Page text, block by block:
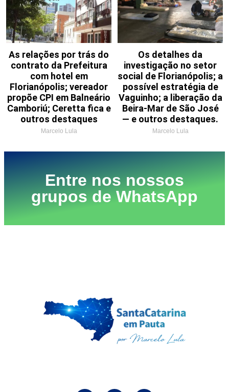
As relações por trás do
contrato da Prefeitura
com hotel em
Florianópolis; vereador
propõe CPI em Balneário
Camboriú; Ceretta fica e
outros destaques
Marcelo Lula
Os detalhes da
investigação no setor
social de Florianópolis; a
possível estratégia de
Vaguinho; a liberação da
Beira-Mar de São José
— e outros destaques.
Marcelo Lula
Entre nos nossos
grupos de WhatsApp